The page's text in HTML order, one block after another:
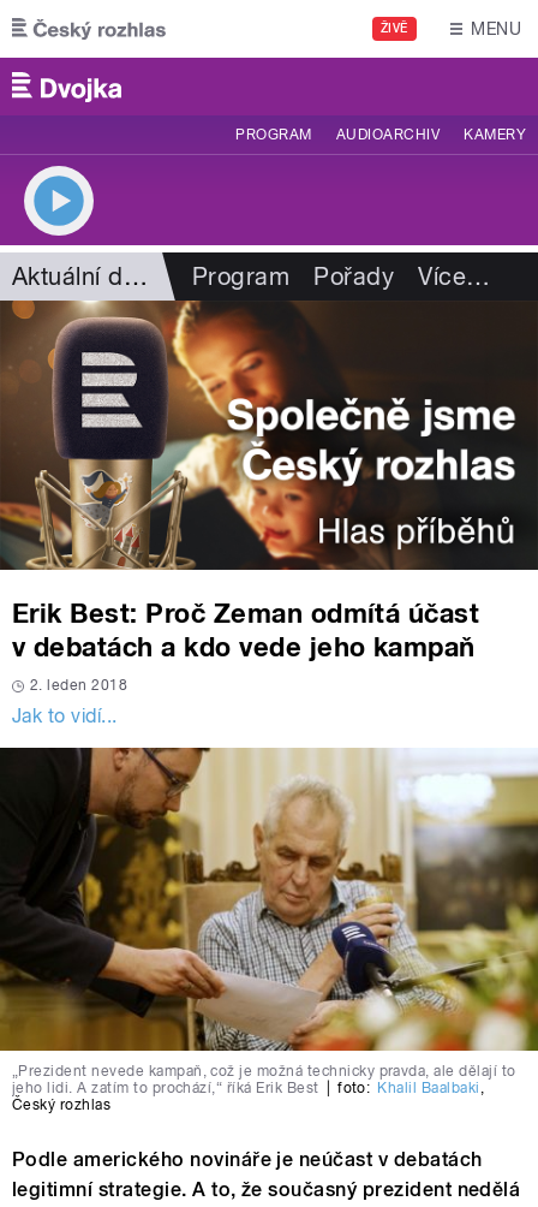
Přejít k hlavnímu obsahu
ŽIVĚ MENU
PROGRAM AUDIOARCHIV KAMERY
Aktuální dění Program Pořady Více…
Erik Best: Proč Zeman odmítá účast
v debatách a kdo vede jeho kampaň
2. leden 2018
Jak to vidí...
„Prezident nevede kampaň, což je možná technicky pravda, ale dělají to
jeho lidi. A zatím to prochází,“ říká Erik Best
foto: Khalil Baalbaki ,
Český rozhlas
Podle amerického novináře je neúčast v debatách
legitimní strategie. A to, že současný prezident nedělá